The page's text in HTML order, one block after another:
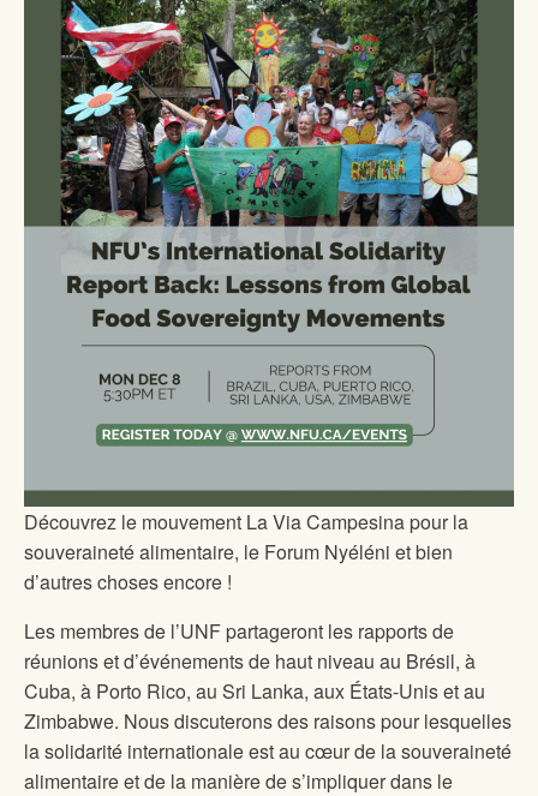
Découvrez le mouvement La Via Campesina pour la
souveraineté alimentaire, le Forum Nyéléni et bien
d’autres choses encore !
Les membres de l’UNF partageront les rapports de
réunions et d’événements de haut niveau au Brésil, à
Cuba, à Porto Rico, au Sri Lanka, aux États-Unis et au
Zimbabwe. Nous discuterons des raisons pour lesquelles
la solidarité internationale est au cœur de la souveraineté
alimentaire et de la manière de s’impliquer dans le